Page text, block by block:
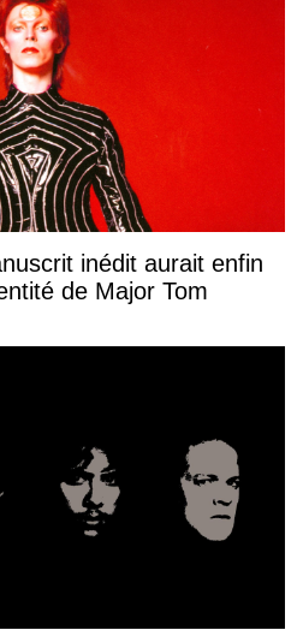
inédit aurait enfin
de Major Tom